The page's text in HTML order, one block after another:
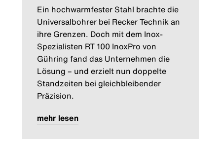
Ein hochwarmfester Stahl brachte die
Universalbohrer bei Recker Technik an
ihre Grenzen. Doch mit dem Inox-
Spezialisten RT 100 InoxPro von
Gühring fand das Unternehmen die
Lösung – und erzielt nun doppelte
Standzeiten bei gleichbleibender
Präzision.
mehr lesen